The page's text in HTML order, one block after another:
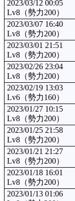
2023/03/12 00:05
Lv8（勢力200）
2023/03/07 16:40
Lv8（勢力200）
2023/03/01 21:51
Lv8（勢力200）
2023/02/26 23:04
Lv8（勢力200）
2023/02/19 13:03
Lv6（勢力160）
2023/01/27 10:15
Lv8（勢力200）
2023/01/25 21:58
Lv8（勢力200）
2023/01/21 21:27
Lv8（勢力200）
2023/01/18 16:01
Lv8（勢力200）
2023/01/13 01:06